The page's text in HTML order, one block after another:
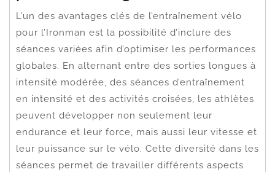
L’un des avantages clés de l’entraînement vélo
pour l’Ironman est la possibilité d’inclure des
séances variées afin d’optimiser les performances
globales. En alternant entre des sorties longues à
intensité modérée, des séances d’entraînement
en intensité et des activités croisées, les athlètes
peuvent développer non seulement leur
endurance et leur force, mais aussi leur vitesse et
leur puissance sur le vélo. Cette diversité dans les
séances permet de travailler différents aspects